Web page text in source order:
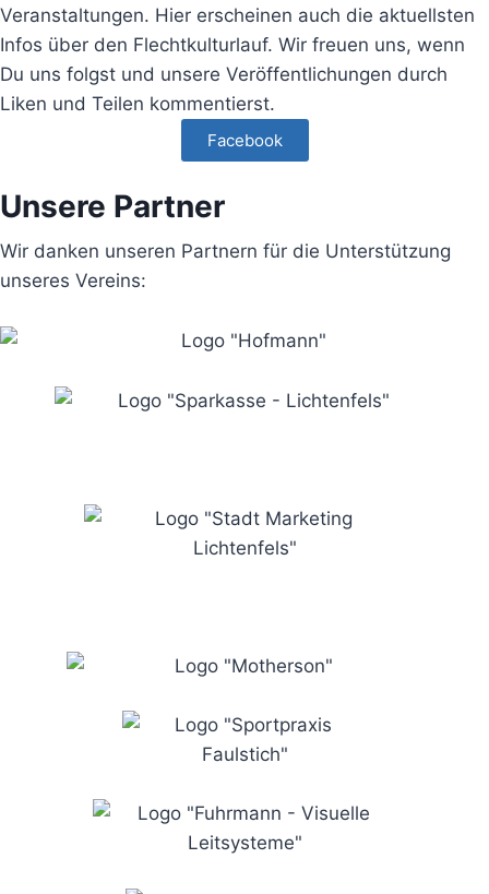
Veranstaltungen. Hier erscheinen auch die aktuellsten
Infos über den Flechtkulturlauf. Wir freuen uns, wenn
Du uns folgst und unsere Veröffentlichungen durch
Liken und Teilen kommentierst.
Facebook
Unsere Partner
Wir danken unseren Partnern für die Unterstützung
unseres Vereins: